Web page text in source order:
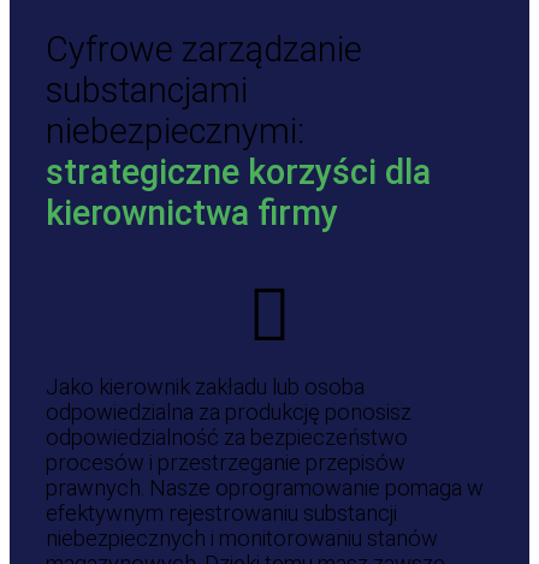
Cyfrowe zarządzanie
substancjami
niebezpiecznymi:
strategiczne korzyści dla
kierownictwa firmy
Jako kierownik zakładu lub osoba
odpowiedzialna za produkcję ponosisz
odpowiedzialność za bezpieczeństwo
procesów i przestrzeganie przepisów
prawnych. Nasze oprogramowanie pomaga w
efektywnym rejestrowaniu substancji
niebezpiecznych i monitorowaniu stanów